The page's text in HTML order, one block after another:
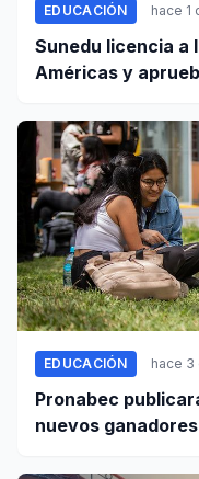
EDUCACIÓN hace 1
Sunedu licencia a
Américas y
EDUCACIÓN hace 3
Pronabec
nuevos